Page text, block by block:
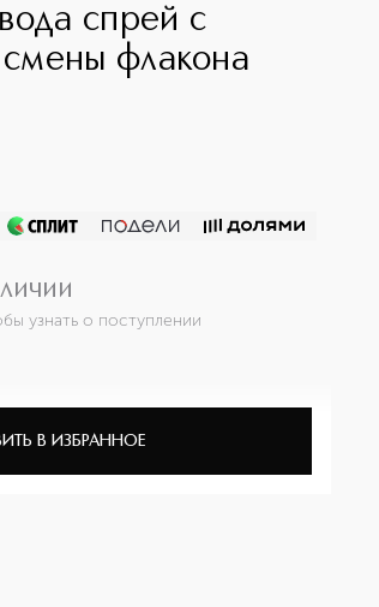
спрей с
флакона
узнать о поступлении
В ИЗБРАННОЕ